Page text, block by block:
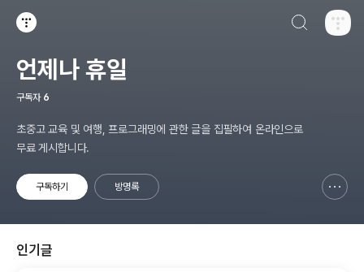
언제나 휴일
구독자 6
초중고 교육 및 여행, 프로그래밍에 관한 글을 집필하여 온라인으로
무료 게시합니다.
구독하기 방명록
인기글